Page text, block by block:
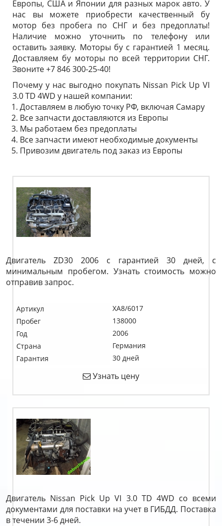
Европы, США и Японии для разных марок авто. У
нас вы можете приобрести качественный бу
мотор без пробега по СНГ и без предоплаты!
Наличие можно уточнить по телефону или
оставить заявку. Моторы бу с гарантией 1 месяц.
Доставляем бу моторы по всей территории СНГ.
Звоните +7 846 300-25-40!
Почему у нас выгодно покупать Nissan Pick Up VI
3.0 TD 4WD у нашей компании:
Доставляем в любую точку РФ, включая Самару
Все запчасти доставляются из Европы
Мы работаем без предоплаты
Все запчасти имеют необходимые документы
Привозим двигатель под заказ из Европы
Двигатель ZD30 2006 с гарантией 30 дней, с
минимальным пробегом. Узнать стоимость можно
отправив запрос.
Артикул
XA8/6017
Пробег
138000
Год
2006
Страна
Германия
Гарантия
30 дней
Узнать цену
Двигатель Nissan Pick Up VI 3.0 TD 4WD со всеми
документами для поставки на учет в ГИБДД. Поставка
в течении 3-6 дней.